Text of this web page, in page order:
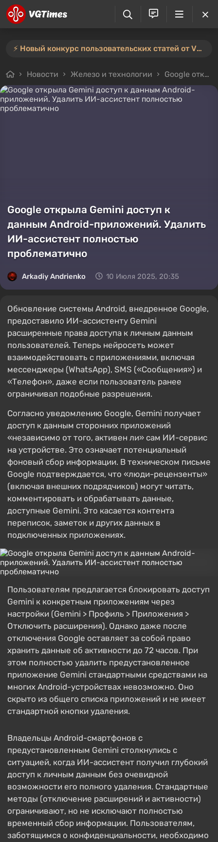
⚡️ Новый конкурс пользовательских статей от VGTimes — участвуйте тут ⚡️
Новости Железо и технологии Google открыла Gemini доступ к данным Android-приложений. Удалить ИИ-ассистент полностью проблематично
Google открыла Gemini доступ к
данным Android-приложений. Удалить
ИИ-ассистент полностью
проблематично
Arkadiy Andrienko 10 Июля 2025, 20:35
Обновление системы Android, внедренное Google,
предоставило ИИ-ассистенту Gemini
расширенные права доступа к личным данным
пользователей. Теперь нейросеть может
взаимодействовать с приложениями, включая
мессенджеры (WhatsApp), SMS («Сообщения») и
«Телефон», даже если пользователь ранее
ограничивал подобные разрешения.
Согласно уведомлению Google, Gemini получает
доступ к данным сторонних приложений
«независимо от того, активен ли» сам ИИ-сервис
на устройстве. Это означает потенциальный
фоновый сбор информации. В техническом письме
Google подтверждается, что «люди-рецензенты»
(включая внешних подрядчиков) могут читать,
комментировать и обрабатывать данные,
доступные Gemini. Это касается контента
переписок, заметок и других данных в
подключенных приложениях.
Пользователям предлагается блокировать доступ
Gemini к конкретным приложениям через
настройки (Gemini > Профиль > Приложения >
Отключить расширения). Однако даже после
отключения Google оставляет за собой право
хранить данные об активности до 72 часов. При
этом полностью удалить предустановленное
приложение Gemini стандартными средствами на
многих Android-устройствах невозможно. Оно
скрыто из общего списка приложений и не имеет
стандартной кнопки удаления.
Владельцы Android-смартфонов с
предустановленным Gemini столкнулись с
ситуацией, когда ИИ-ассистент получил глубокий
доступ к личным данным без очевидной
возможности его полного удаления. Стандартные
методы (отключение расширений и активности)
ограничивают, но не исключают полностью
временный сбор информации. Пользователям,
заботящимся о конфиденциальности, необходимо